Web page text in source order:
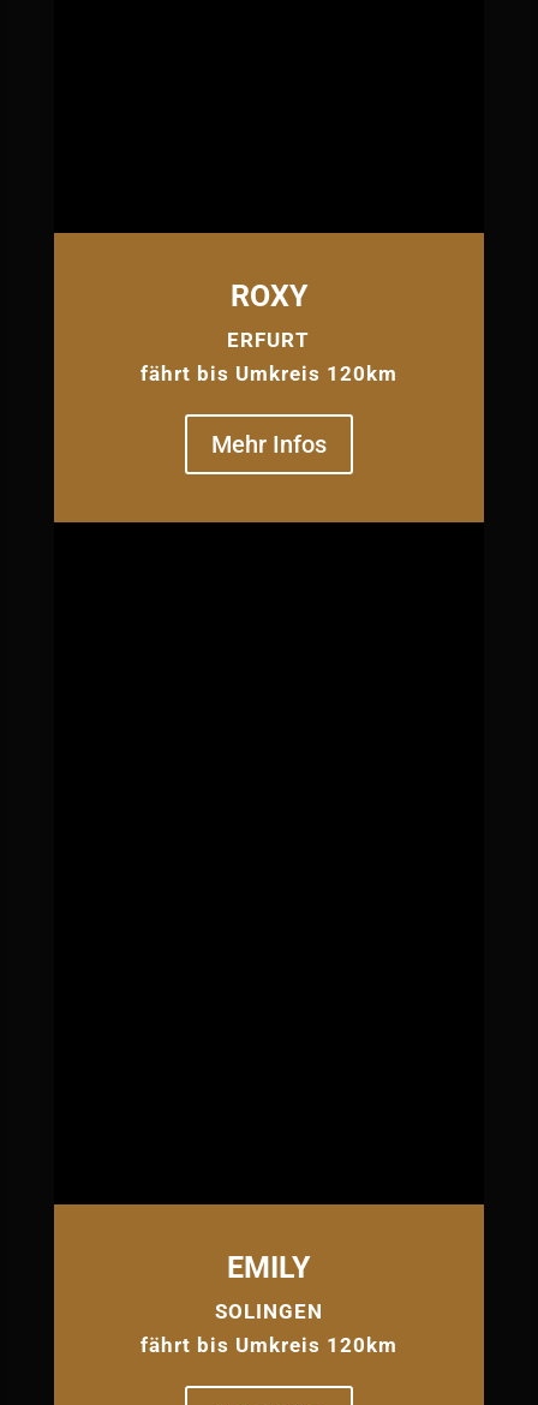
ROXY
ERFURT
fährt bis Umkreis 120km
Mehr Infos
EMILY
SOLINGEN
fährt bis Umkreis 120km